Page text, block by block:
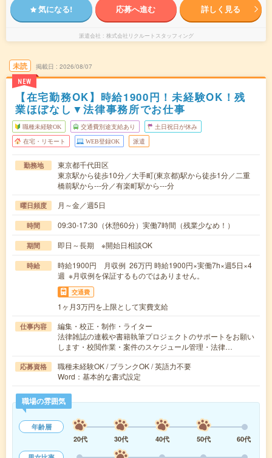
気になる! 応募へ進む 詳しく見る
派遣会社 株式会社リクルートスタッフィング
未読
NEW
掲載日 2026/08/07
【在宅勤務OK】時給1900円！未経験OK！残
業ほぼなし▼法律事務所でお仕事
職種未経験OK 交通費別途支給あり 土日祝日が休み
在宅・リモート WEB登録OK 派遣
勤務地
東京都千代田区
東京駅から徒歩10分／大手町(東京都)駅から徒歩1分／二重
橋前駅から---分／有楽町駅から---分
曜日頻度 月～金／週5日
時間 09:30-17:30（休憩60分）実働7時間（残業少なめ！）
期間 即日～長期 ※開始日相談OK
時給
時給1900円 月収例 26万円 時給1900円×実働7h×週5日×4
週 ※月収例を保証するものではありません。
交通費
1ヶ月3万円を上限として実費支給
仕事内容
編集・校正・制作・ライター
法律雑誌の連載や書籍執筆プロジェクトのサポートをお願い
します・校閲作業・案件のスケジュール管理・法律…
応募資格
職種未経験OK / ブランクOK / 英語力不要
Word：基本的な書式設定
職場の雰囲気
年齢層
20代
30代 40代 50代
60代